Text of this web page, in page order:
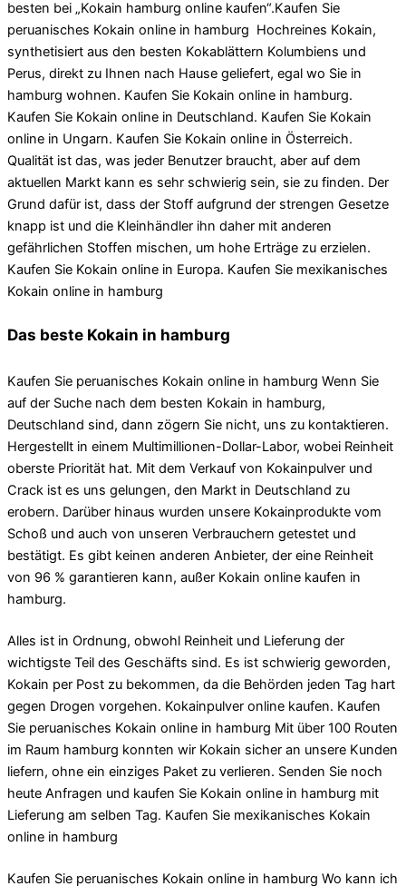
besten bei „Kokain hamburg online kaufen“.Kaufen Sie
peruanisches Kokain online in hamburg Hochreines Kokain,
synthetisiert aus den besten Kokablättern Kolumbiens und
Perus, direkt zu Ihnen nach Hause geliefert, egal wo Sie in
hamburg wohnen. Kaufen Sie Kokain online in hamburg.
Kaufen Sie Kokain online in Deutschland. Kaufen Sie Kokain
online in Ungarn. Kaufen Sie Kokain online in Österreich.
Qualität ist das, was jeder Benutzer braucht, aber auf dem
aktuellen Markt kann es sehr schwierig sein, sie zu finden. Der
Grund dafür ist, dass der Stoff aufgrund der strengen Gesetze
knapp ist und die Kleinhändler ihn daher mit anderen
gefährlichen Stoffen mischen, um hohe Erträge zu erzielen.
Kaufen Sie Kokain online in Europa. Kaufen Sie mexikanisches
Kokain online in hamburg
Das beste Kokain in hamburg
Kaufen Sie peruanisches Kokain online in hamburg Wenn Sie
auf der Suche nach dem besten Kokain in hamburg,
Deutschland sind, dann zögern Sie nicht, uns zu kontaktieren.
Hergestellt in einem Multimillionen-Dollar-Labor, wobei Reinheit
oberste Priorität hat. Mit dem Verkauf von Kokainpulver und
Crack ist es uns gelungen, den Markt in Deutschland zu
erobern. Darüber hinaus wurden unsere Kokainprodukte vom
Schoß und auch von unseren Verbrauchern getestet und
bestätigt. Es gibt keinen anderen Anbieter, der eine Reinheit
von 96 % garantieren kann, außer Kokain online kaufen in
hamburg.
Alles ist in Ordnung, obwohl Reinheit und Lieferung der
wichtigste Teil des Geschäfts sind. Es ist schwierig geworden,
Kokain per Post zu bekommen, da die Behörden jeden Tag hart
gegen Drogen vorgehen. Kokainpulver online kaufen. Kaufen
Sie peruanisches Kokain online in hamburg Mit über 100 Routen
im Raum hamburg konnten wir Kokain sicher an unsere Kunden
liefern, ohne ein einziges Paket zu verlieren. Senden Sie noch
heute Anfragen und kaufen Sie Kokain online in hamburg mit
Lieferung am selben Tag. Kaufen Sie mexikanisches Kokain
online in hamburg
Kaufen Sie peruanisches Kokain online in hamburg Wo kann ich